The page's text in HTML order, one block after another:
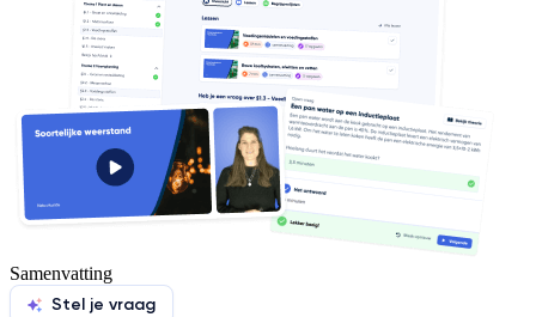
Samenvatting
Stel je vraag